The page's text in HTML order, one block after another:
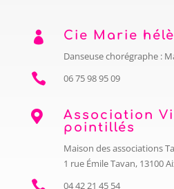
 Cie Marie
Danseuse chorégraphe :
 06 75 98 95 09

Association
pointillés
Maison des associations
1 rue Émile Tavan, 13100
 04 42 21 45 54